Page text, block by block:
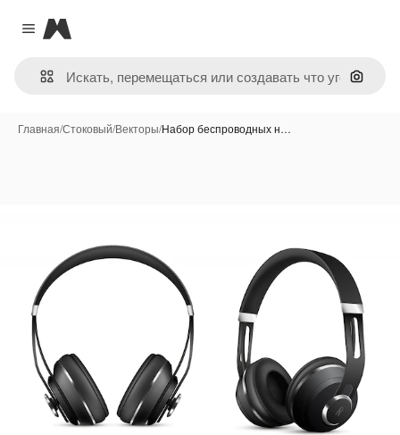
Close menu
Magnific
Поиск
Главная/Стоковый/Векторы/Набор беспроводных н…